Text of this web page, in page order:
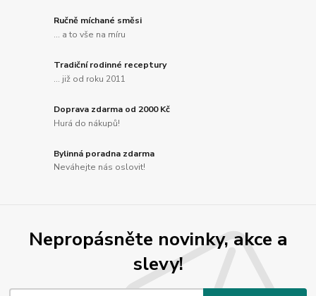
Ručně míchané směsi
... a to vše na míru
Tradiční rodinné receptury
... již od roku 2011
Doprava zdarma od 2000 Kč
Hurá do nákupů!
Bylinná poradna zdarma
Neváhejte nás oslovit!
Nepropásněte novinky, akce a
slevy!